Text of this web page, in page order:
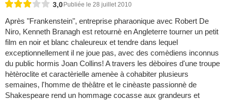
3,0 Publiée le 28 juillet 2010
Après "Frankenstein", entreprise pharaonique avec Robert De
Niro, Kenneth Branagh est retournè en Angleterre tourner un petit
film en noir et blanc chaleureux et tendre dans lequel
exceptionnellement il ne joue pas, avec des comèdiens inconnus
du public hormis Joan Collins! A travers les dèboires d'une troupe
hètèroclite et caractèrielle amenèe à cohabiter plusieurs
semaines, l'homme de thèâtre et le cinèaste passionnè de
Shakespeare rend un hommage cocasse aux grandeurs et